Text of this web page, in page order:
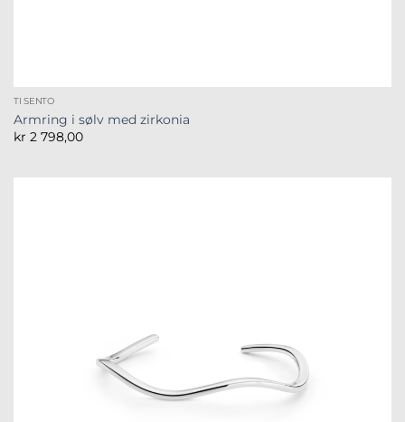
TI SENTO
Armring i sølv med zirkonia
kr 2 798,00